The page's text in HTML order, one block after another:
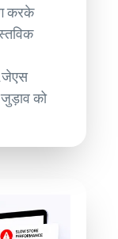
करके
को